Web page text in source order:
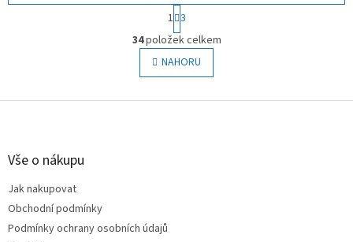
O
v
l
á
a
S
t
r
á
n
k
v
1 3
34položek celkem
NAHORU
Z
Vše o nákupu
Jak nakupovat
Obchodní podmínky
Podmínky ochrany osobních údajů